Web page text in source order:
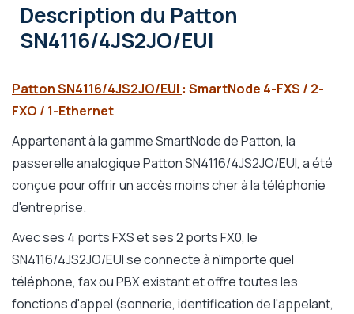
Description du Patton
SN4116/4JS2JO/EUI
Patton SN4116/4JS2JO/EUI : SmartNode 4-FXS / 2-
FXO / 1-Ethernet
Appartenant à la gamme SmartNode de Patton, la
passerelle analogique Patton SN4116/4JS2JO/EUI, a été
conçue pour offrir un accès moins cher à la téléphonie
d'entreprise.
Avec ses 4 ports FXS et ses 2 ports FX0, le
SN4116/4JS2JO/EUI se connecte à n'importe quel
téléphone, fax ou PBX existant et offre toutes les
fonctions d'appel (sonnerie, identification de l'appelant,